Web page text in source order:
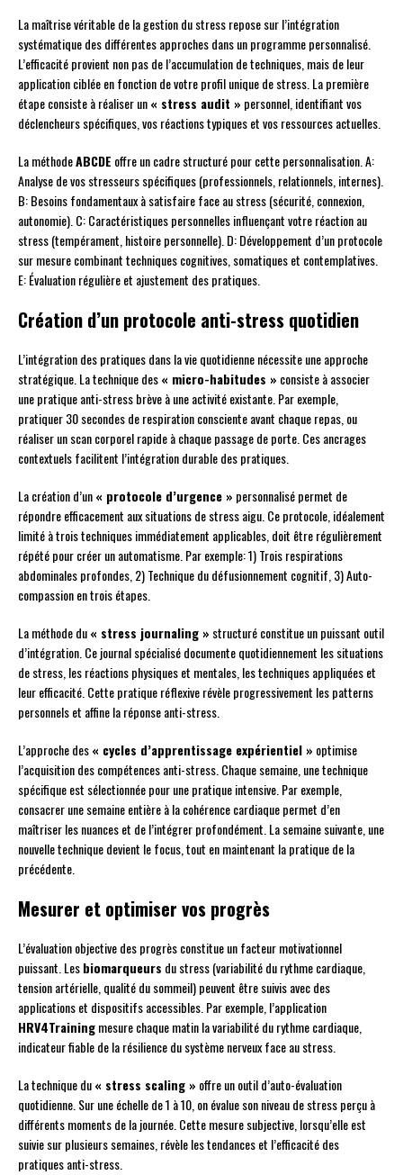
La maîtrise véritable de la gestion du stress repose sur l’intégration
systématique des différentes approches dans un programme personnalisé.
L’efficacité provient non pas de l’accumulation de techniques, mais de leur
application ciblée en fonction de votre profil unique de stress. La première
étape consiste à réaliser un« stress audit » personnel, identifiant vos
déclencheurs spécifiques, vos réactions typiques et vos ressources actuelles.
La méthodeABCDE offre un cadre structuré pour cette personnalisation. A:
Analyse de vos stresseurs spécifiques (professionnels, relationnels, internes).
B: Besoins fondamentaux à satisfaire face au stress (sécurité, connexion,
autonomie). C: Caractéristiques personnelles influençant votre réaction au
stress (tempérament, histoire personnelle). D: Développement d’un protocole
sur mesure combinant techniques cognitives, somatiques et contemplatives.
E: Évaluation régulière et ajustement des pratiques.
Création d’un protocole anti-stress quotidien
L’intégration des pratiques dans la vie quotidienne nécessite une approche
stratégique. La technique des« micro-habitudes » consiste à associer
une pratique anti-stress brève à une activité existante. Par exemple,
pratiquer 30 secondes de respiration consciente avant chaque repas, ou
réaliser un scan corporel rapide à chaque passage de porte. Ces ancrages
contextuels facilitent l’intégration durable des pratiques.
La création d’un« protocole d’urgence » personnalisé permet de
répondre efficacement aux situations de stress aigu. Ce protocole, idéalement
limité à trois techniques immédiatement applicables, doit être régulièrement
répété pour créer un automatisme. Par exemple: 1) Trois respirations
abdominales profondes, 2) Technique du défusionnement cognitif, 3) Auto-
compassion en trois étapes.
La méthode du« stress journaling » structuré constitue un puissant outil
d’intégration. Ce journal spécialisé documente quotidiennement les situations
de stress, les réactions physiques et mentales, les techniques appliquées et
leur efficacité. Cette pratique réflexive révèle progressivement les patterns
personnels et affine la réponse anti-stress.
L’approche des« cycles d’apprentissage expérientiel » optimise
l’acquisition des compétences anti-stress. Chaque semaine, une technique
spécifique est sélectionnée pour une pratique intensive. Par exemple,
consacrer une semaine entière à la cohérence cardiaque permet d’en
maîtriser les nuances et de l’intégrer profondément. La semaine suivante, une
nouvelle technique devient le focus, tout en maintenant la pratique de la
précédente.
Mesurer et optimiser vos progrès
L’évaluation objective des progrès constitue un facteur motivationnel
puissant. Lesbiomarqueurs du stress (variabilité du rythme cardiaque,
tension artérielle, qualité du sommeil) peuvent être suivis avec des
applications et dispositifs accessibles. Par exemple, l’application
HRV4Trainingmesure chaque matin la variabilité du rythme cardiaque,
indicateur fiable de la résilience du système nerveux face au stress.
La technique du« stress scaling » offre un outil d’auto-évaluation
quotidienne. Sur une échelle de 1 à 10, on évalue son niveau de stress perçu à
différents moments de la journée. Cette mesure subjective, lorsqu’elle est
suivie sur plusieurs semaines, révèle les tendances et l’efficacité des
pratiques anti-stress.